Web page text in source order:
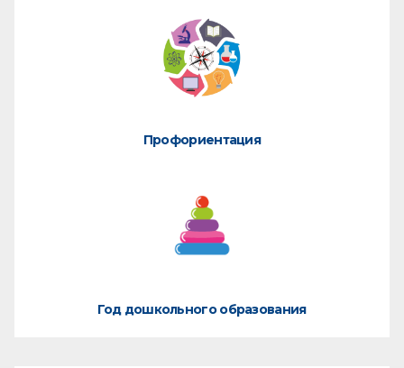
Профориентация
Год дошкольного образования